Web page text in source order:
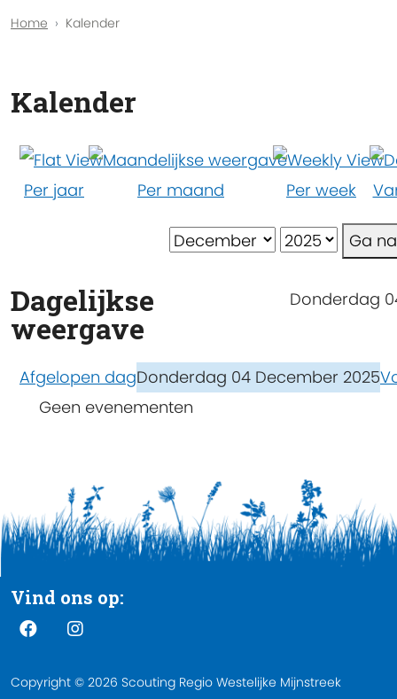
Home Kalender
Kalender
Per jaar Per maand Per week
Ga
Dagelijkse
weergave
Donderdag
Afgelopen dagDonderdag 04 December 2025
Geen evenementen
Vind ons op:
Copyright © 2026 Scouting Regio Westelijke Mijnstreek